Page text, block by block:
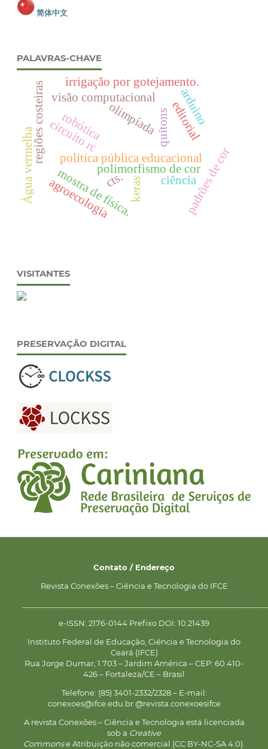
简体中文
PALAVRAS-CHAVE
editorial
olimpíada
política pública educacionalpadrões de cor
polimorfismo de cor
quítons
regiões costeiras robótica
visão computacional
keras
mostra de física.
irrigação por gotejamento.
cts.
Água vermelha agroecologia ciência
arduino
circuito rc
VISITANTES
PRESERVAÇÃO DIGITAL
Contato / Endereço
Revista Conexões – Ciência e Tecnologia do IFCE
e-ISSN: 2176-0144 Prefixo DOI: 10.21439
Instituto Federal de Educação, Ciência e Tecnologia do
Ceará (IFCE)
Rua Jorge Dumar, 1.703 – Jardim América – CEP: 60.410-
426 – Fortaleza/CE – Brasil
Telefone: (85) 3401-2332/2328 – E-mail:
conexoes@ifce.edu.br @revista.conexoesifce
A revista Conexões – Ciência e Tecnologia está licenciada
sob a Creative
Commonse Atribuição não comercial (CC BY-NC-SA 4.0).